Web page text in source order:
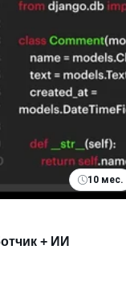
10 мес.
+ ИИ